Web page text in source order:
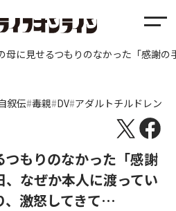
メ
ニ
ュ
母に見せるつもりのなかった「感謝
叙伝 毒親 DV アダルトチルドレン
もりのなかった「感謝
なぜか本人に渡ってい
、激怒してきて…